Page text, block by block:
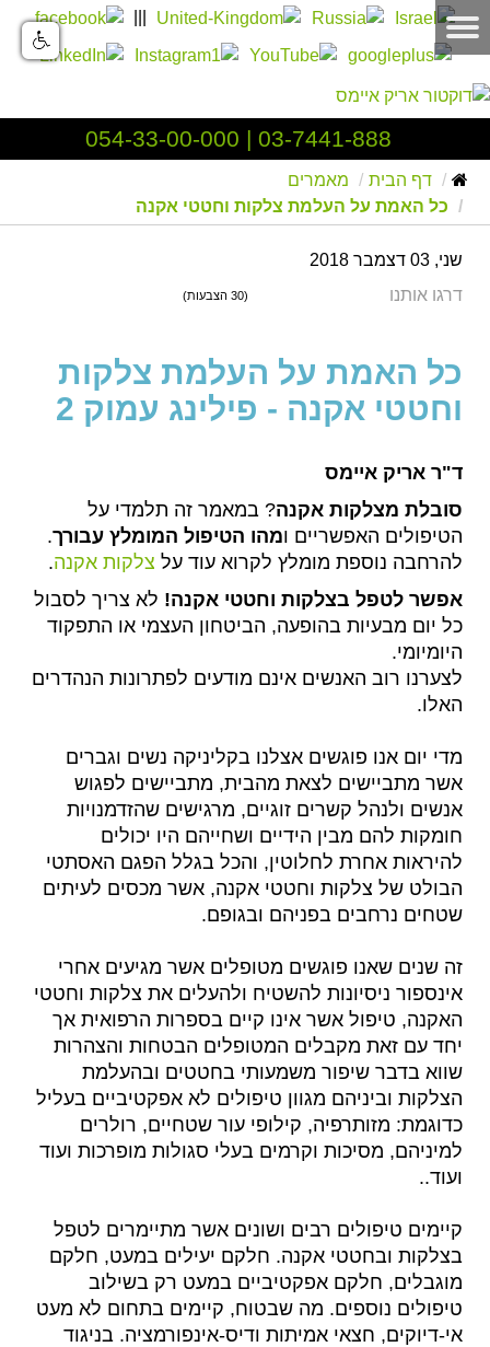
03-7441-888
|
054-33-00-000
דף הבית
מאמרים
כל האמת על העלמת צלקות וחטטי אקנה
שני, 03 דצמבר 2018
דרגו אותנו
(30 הצבעות)
כל האמת על העלמת צלקות
וחטטי אקנה - פילינג עמוק 2
ד"ר אריק איימס
סובלת מצלקות אקנה? במאמר זה תלמדי על
הטיפולים האפשריים ומהו הטיפול המומלץ עבורך.
להרחבה נוספת מומלץ לקרוא עוד על צלקות אקנה.
אפשר לטפל בצלקות וחטטי אקנה! לא צריך לסבול
כל יום מבעיות בהופעה, הביטחון העצמי או התפקוד
היומיומי.
לצערנו רוב האנשים אינם מודעים לפתרונות הנהדרים
האלו.
מדי יום אנו פוגשים אצלנו בקליניקה נשים וגברים
אשר מתביישים לצאת מהבית, מתביישים לפגוש
אנשים ולנהל קשרים זוגיים, מרגישים שהזדמנויות
חומקות להם מבין הידיים ושחייהם היו יכולים
להיראות אחרת לחלוטין, והכל בגלל הפגם האסתטי
הבולט של צלקות וחטטי אקנה, אשר מכסים לעיתים
שטחים נרחבים בפניהם ובגופם.
זה שנים שאנו פוגשים מטופלים אשר מגיעים אחרי
אינספור ניסיונות להשטיח ולהעלים את צלקות וחטטי
האקנה, טיפול אשר אינו קיים בספרות הרפואית אך
יחד עם זאת מקבלים המטופלים הבטחות והצהרות
שווא בדבר שיפור משמעותי בחטטים ובהעלמת
הצלקות וביניהם מגוון טיפולים לא אפקטיביים בעליל
כדוגמת: מזותרפיה, קילופי עור שטחיים, רולרים
למיניהם, מסיכות וקרמים בעלי סגולות מופרכות ועוד
ועוד..
קיימים טיפולים רבים ושונים אשר מתיימרים לטפל
בצלקות ובחטטי אקנה. חלקם יעילים במעט, חלקם
מוגבלים, חלקם אפקטיביים במעט רק בשילוב
טיפולים נוספים. מה שבטוח, קיימים בתחום לא מעט
אי-דיוקים, חצאי אמיתות ודיס-אינפורמציה. בניגוד